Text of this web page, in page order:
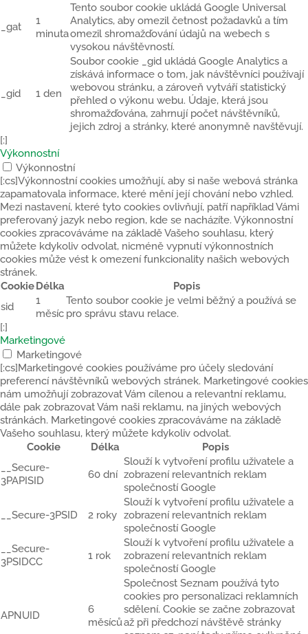
_gat
1
minuta
Tento soubor cookie ukládá Google Universal
Analytics, aby omezil četnost požadavků a tím
omezil shromažďování údajů na webech s
vysokou návštěvností.
_gid 1 den
Soubor cookie _gid ukládá Google Analytics a
získává informace o tom, jak návštěvníci používají
webovou stránku, a zároveň vytváří statistický
přehled o výkonu webu. Údaje, která jsou
shromažďována, zahrnují počet návštěvníků,
jejich zdroj a stránky, které anonymně navštěvují.
[:]
Výkonnostní
Výkonnostní
[:cs]Výkonnostní cookies umožňují, aby si naše webová stránka
zapamatovala informace, které mění její chování nebo vzhled.
Mezi nastavení, které tyto cookies ovlivňují, patří například Vámi
preferovaný jazyk nebo region, kde se nacházíte. Výkonnostní
cookies zpracováváme na základě Vašeho souhlasu, který
můžete kdykoliv odvolat, nicméně vypnutí výkonnostních
cookies může vést k omezení funkcionality našich webových
stránek.
CookieDélka
Popis
sid
1
měsíc
Tento soubor cookie je velmi běžný a používá se
pro správu stavu relace.
[:]
Marketingové
Marketingové
[:cs]Marketingové cookies používáme pro účely sledování
preferencí návštěvníků webových stránek. Marketingové cookies
nám umožňují zobrazovat Vám cílenou a relevantní reklamu,
dále pak zobrazovat Vám naši reklamu, na jiných webových
stránkách. Marketingové cookies zpracováváme na základě
Vašeho souhlasu, který můžete kdykoliv odvolat.
Cookie
Délka
Popis
__Secure-
3PAPISID
60 dní
Slouží k vytvoření profilu uživatele a
zobrazení relevantních reklam
společností Google
__Secure-3PSID 2 roky
Slouží k vytvoření profilu uživatele a
zobrazení relevantních reklam
společností Google
__Secure-
3PSIDCC
1 rok
Slouží k vytvoření profilu uživatele a
zobrazení relevantních reklam
společností Google
APNUID
6
měsíců
Společnost Seznam používá tyto
cookies pro personalizaci reklamních
sdělení. Cookie se začne zobrazovat
až při předchozí návštěvě stránky